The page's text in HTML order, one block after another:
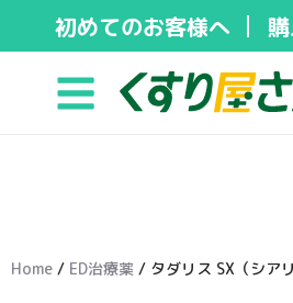
キ
初めてのお客様へ
Home / ED治療薬 / タダリス SX（シア